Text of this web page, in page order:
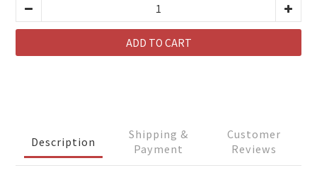
ADD TO CART
Description
Shipping &
Payment
Customer
Reviews